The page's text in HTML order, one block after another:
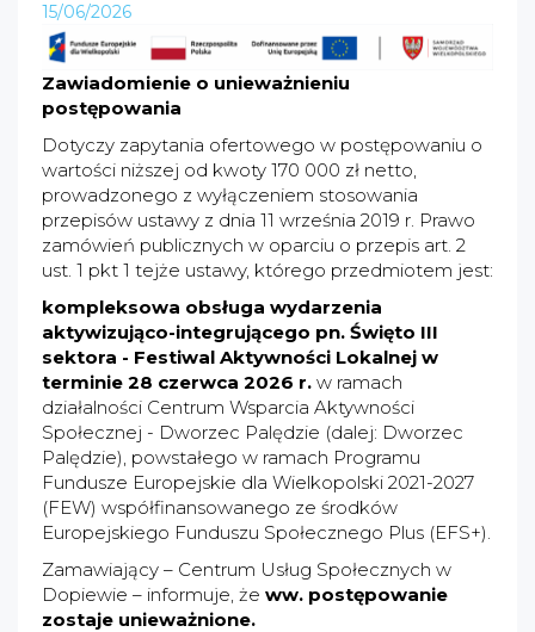
15/06/2026
Zawiadomienie o unieważnieniu
postępowania
Dotyczy zapytania ofertowego w postępowaniu o
wartości niższej od kwoty 170 000 zł netto,
prowadzonego z wyłączeniem stosowania
przepisów ustawy z dnia 11 września 2019 r. Prawo
zamówień publicznych w oparciu o przepis art. 2
ust. 1 pkt 1 tejże ustawy, którego przedmiotem jest:
kompleksowa obsługa wydarzenia
aktywizująco-integrującego pn. Święto III
sektora - Festiwal Aktywności Lokalnej w
terminie 28 czerwca 2026 r. w ramach
działalności Centrum Wsparcia Aktywności
Społecznej - Dworzec Palędzie (dalej: Dworzec
Palędzie), powstałego w ramach Programu
Fundusze Europejskie dla Wielkopolski 2021-2027
(FEW) współfinansowanego ze środków
Europejskiego Funduszu Społecznego Plus (EFS+).
Zamawiający – Centrum Usług Społecznych w
Dopiewie – informuje, że ww. postępowanie
zostaje unieważnione.